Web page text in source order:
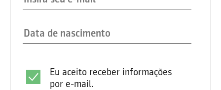
Eu aceito receber informações
por e-mail.